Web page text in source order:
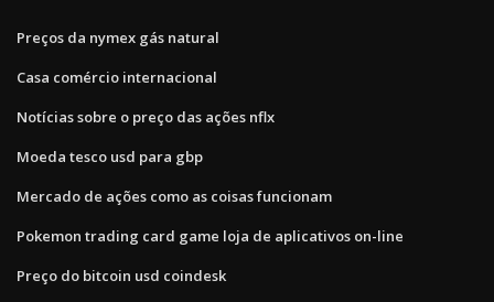
Preços da nymex gás natural
Casa comércio internacional
Notícias sobre o preço das ações nflx
Moeda tesco usd para gbp
Mercado de ações como as coisas funcionam
Pokemon trading card game loja de aplicativos on-line
Preço do bitcoin usd coindesk